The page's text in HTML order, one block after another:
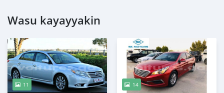
Wasu kayayyakin
11 14